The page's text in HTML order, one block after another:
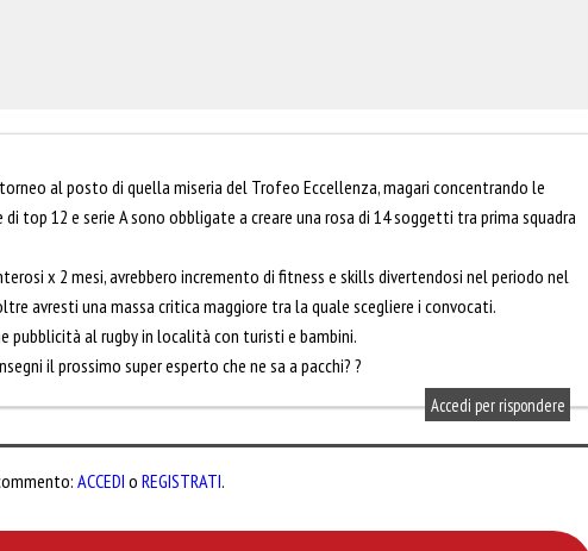
torneo al posto di quella miseria del Trofeo Eccellenza, magari concentrando le
top 12 e serie A sono obbligate a creare una rosa di 14 soggetti tra prima squadra
x 2 mesi, avrebbero incremento di fitness e skills divertendosi nel periodo nel
avresti una massa critica maggiore tra la quale scegliere i convocati.
pubblicità al rugby in località con turisti e bambini.
il prossimo super esperto che ne sa a pacchi? ?
Accedi per rispondere
ACCEDI o REGISTRATI.